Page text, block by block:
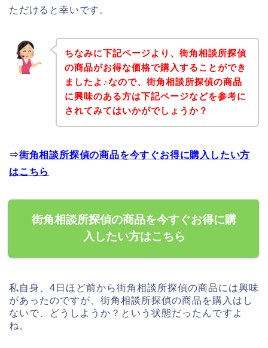
ただけると幸いです。
ちなみに下記ページより、街角相談所探偵
の商品がお得な価格で購入することができ
ましたよ♪なので、街角相談所探偵の商品
に興味のある方は下記ページなどを参考に
されてみてはいかがでしょうか？
⇒街角相談所探偵の商品を今すぐお得に購入したい方
はこちら
街角相談所探偵の商品を今すぐお得に購
入したい方はこちら
私自身、4日ほど前から街角相談所探偵の商品には興味
があったのですが、街角相談所探偵の商品を購入はし
ないで、どうしようか？という状態だったんですよ
ね。